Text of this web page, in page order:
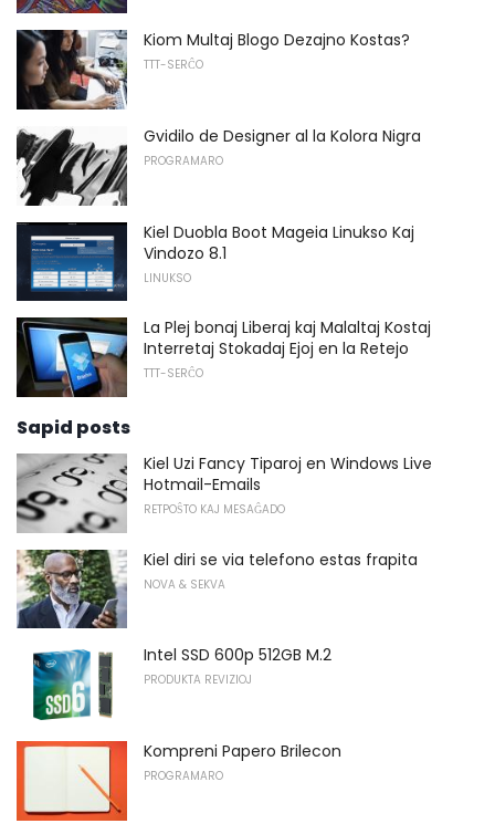
Kiom Multaj Blogo Dezajno Kostas?
TTT-SERĈO
Gvidilo de Designer al la Kolora Nigra
PROGRAMARO
Kiel Duobla Boot Mageia Linukso Kaj
Vindozo 8.1
LINUKSO
La Plej bonaj Liberaj kaj Malaltaj Kostaj
Interretaj Stokadaj Ejoj en la Retejo
TTT-SERĈO
Sapid posts
Kiel Uzi Fancy Tiparoj en Windows Live
Hotmail-Emails
RETPOŜTO KAJ MESAĜADO
Kiel diri se via telefono estas frapita
NOVA & SEKVA
Intel SSD 600p 512GB M.2
PRODUKTA REVIZIOJ
Kompreni Papero Brilecon
PROGRAMARO